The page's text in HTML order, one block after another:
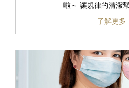
啦～ 讓規律的清潔
了解更多